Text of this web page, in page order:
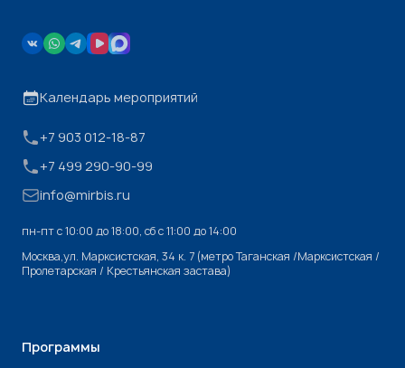
Календарь мероприятий
+7 903 012-18-87
+7 499 290-90-99
info@mirbis.ru
пн-пт с 10:00 до 18:00, cб с 11:00 до 14:00
Москва,ул. Марксистская, 34 к. 7 (метро Таганская /Марксистская /
Пролетарская / Крестьянская застава)
Программы